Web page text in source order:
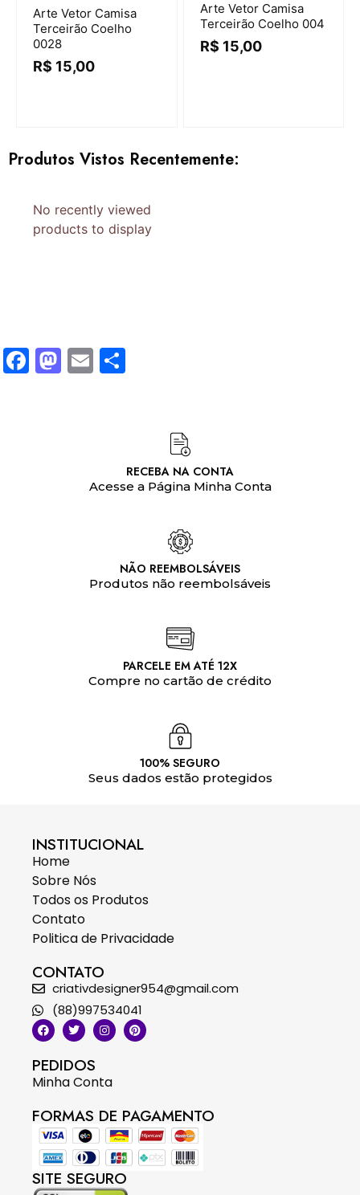
Arte Vetor Camisa
Terceirão Coelho
0028
R$ 15,00
Arte Vetor Camisa
Terceirão Coelho 004
R$ 15,00
Produtos Vistos Recentemente:
No recently viewed
products to display
Facebook
Mastodon
Email
RECEBA NA CONTA
Acesse a Página Minha Conta
NÃO REEMBOLSÁVEIS
Produtos não reembolsáveis
PARCELE EM ATÉ 12X
Compre no cartão de crédito
100% SEGURO
Seus dados estão protegidos
INSTITUCIONAL
Home
Sobre Nós
Todos os Produtos
Contato
Politica de Privacidade
CONTATO
criativdesigner954@gmail.com
(88)997534041
PEDIDOS
Minha Conta
FORMAS DE PAGAMENTO
SITE SEGURO